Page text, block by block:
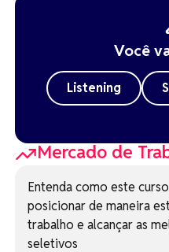
Você
Listening
Mercado de
Entenda como este
posicionar de maneira
trabalho e alcançar as
seletivos